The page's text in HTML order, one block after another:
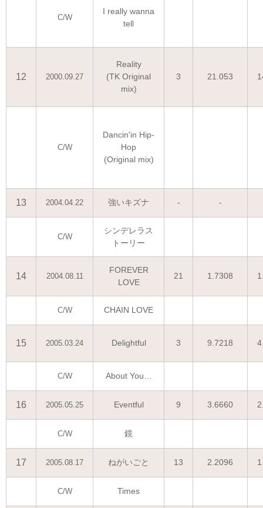
C/W
I really wanna
tell
12 2000.09.27
Reality
(TK Original
mix)
3 21.053
C/W
Dancin'in Hip-
Hop
(Original mix)
13 2004.04.22 強いキズナ - -
C/W
シンデレラス
トーリー
14 2004.08.11
FOREVER
LOVE
21 1.7308
C/W CHAIN LOVE
15 2005.03.24 Delightful 3 9.7218
C/W About You…
16 2005.05.25 Eventful 9 3.6660
C/W 鏡
17 2005.08.17 ねがいごと 13 2.2096
C/W Times